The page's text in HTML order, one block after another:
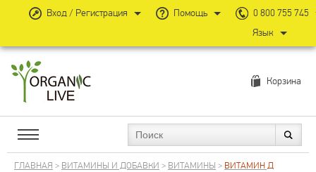
Корзина
ГЛАВНАЯ > ВИТАМИНЫ И ДОБАВКИ > ВИТАМИНЫ > ВИТАМИН Д
Вход / Регистрация Помощь
0 800 755 745
Язык